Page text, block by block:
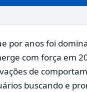
por anos foi
com força em
de
buscando e